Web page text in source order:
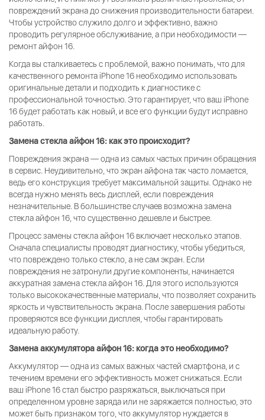
повреждений экрана до снижения производительности батареи.
Чтобы устройство служило долго и эффективно, важно
проводить регулярное обслуживание, а при необходимости —
ремонт айфон 16.
Когда вы сталкиваетесь с проблемой, важно понимать, что для
качественного ремонта iPhone 16 необходимо использовать
оригинальные детали и подходить к диагностике с
профессиональной точностью. Это гарантирует, что ваш iPhone
16 будет работать как новый, и все его функции будут исправно
работать.
Замена стекла айфон 16: как это происходит?
Повреждения экрана — одна из самых частых причин обращения
в сервис. Неудивительно, что экран айфона так часто ломается,
ведь его конструкция требует максимальной защиты. Однако не
всегда нужно менять весь дисплей, если повреждения
незначительные. В большинстве случаев возможна замена
стекла айфон 16, что существенно дешевле и быстрее.
Процесс замены стекла айфон 16 включает несколько этапов.
Сначала специалисты проводят диагностику, чтобы убедиться,
что повреждено только стекло, а не сам экран. Если
повреждения не затронули другие компоненты, начинается
аккуратная замена стекла айфон 16. Для этого используются
только высококачественные материалы, что позволяет сохранить
яркость и чувствительность экрана. После завершения работы
проверяются все функции дисплея, чтобы гарантировать
идеальную работу.
Замена аккумулятора айфон 16: когда это необходимо?
Аккумулятор — одна из самых важных частей смартфона, и с
течением времени его эффективность может снижаться. Если
ваш iPhone 16 стал быстро разряжаться, выключаться при
определенном уровне заряда или не заряжается полностью, это
может быть признаком того, что аккумулятор нуждается в